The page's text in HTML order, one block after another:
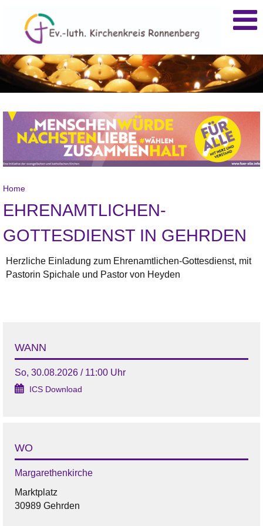
Home
EHRENAMTLICHEN-
GOTTESDIENST IN GEHRDEN
Herzliche Einladung zum Ehrenamtlichen-Gottesdienst, mit
Pastorin Spichale und Pastor von Heyden
WANN
So, 30.08.2026 / 11:00 Uhr
ICS Download
WO
Margarethenkirche
Marktplatz
30989 Gehrden